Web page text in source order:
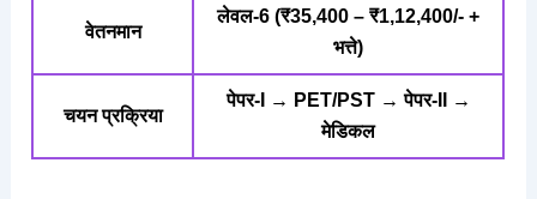
वेतनमान
लेवल-6 (₹35,400 – ₹1,12,400/- +
भत्ते)
चयन प्रक्रिया
पेपर-I → PET/PST → पेपर-II →
मेडिकल